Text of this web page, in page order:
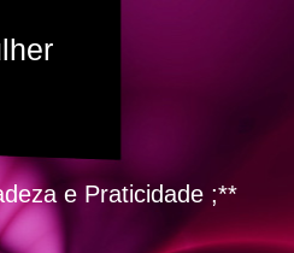
e Praticidade ;**